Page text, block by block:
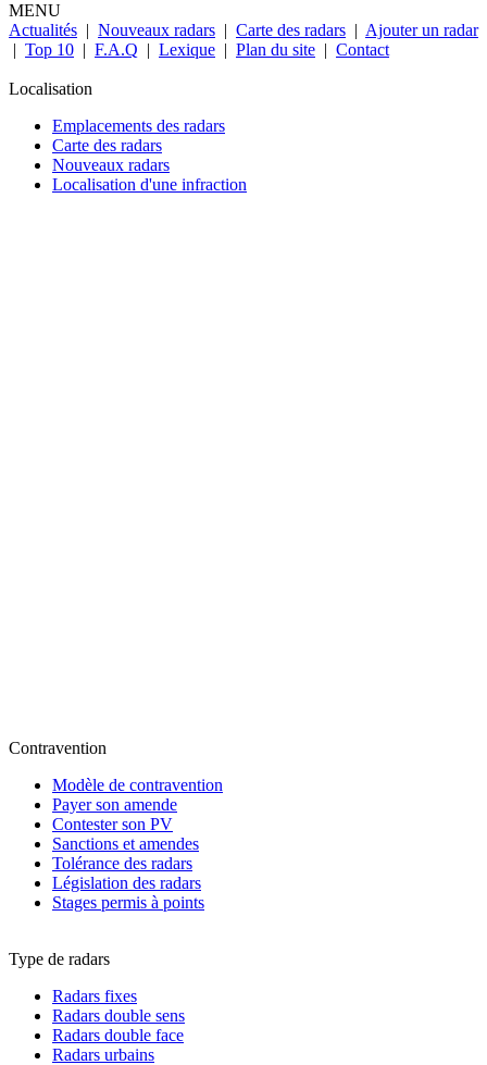
MENU
Actualités | Nouveaux radars | Carte des radars | Ajouter un radar
| Top 10 | F.A.Q | Lexique | Plan du site | Contact
Localisation
Emplacements des radars
Carte des radars
Nouveaux radars
Localisation d'une infraction
Contravention
Modèle de contravention
Payer son amende
Contester son PV
Sanctions et amendes
Tolérance des radars
Législation des radars
Stages permis à points
Type de radars
Radars fixes
Radars double sens
Radars double face
Radars urbains